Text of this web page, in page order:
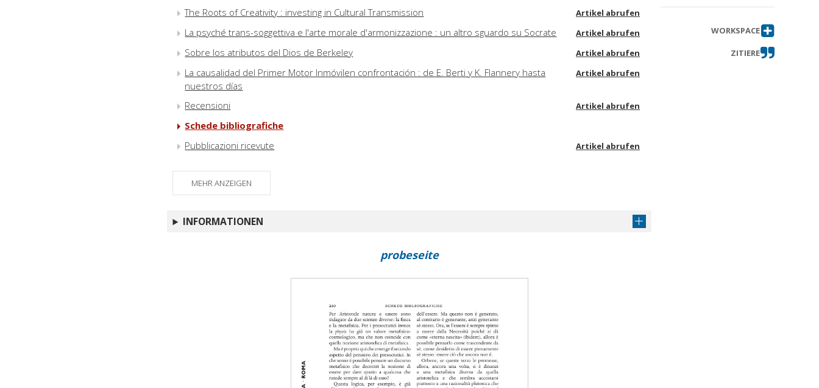
The Roots of Creativity : investing in Cultural Transmission Artikel abrufen
La psyché trans-soggettiva e l'arte morale d'armonizzazione : un altro sguardo su Socrate Artikel abrufen
Sobre los atributos del Dios de Berkeley Artikel abrufen
La causalidad del Primer Motor Inmóvilen confrontación : de E. Berti y K. Flannery hasta
nuestros días
Artikel abrufen
Recensioni Artikel abrufen
Schede bibliografiche
Pubblicazioni ricevute
Artikel abrufen
MEHR ANZEIGEN
INFORMATIONEN
WORKSPACE
ZITIERE
probeseite